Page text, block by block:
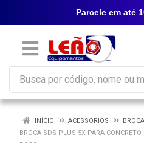
Parcele em até
INÍCIO ACESSÓRIOS
BROCA SDS PLUS-5X PARA